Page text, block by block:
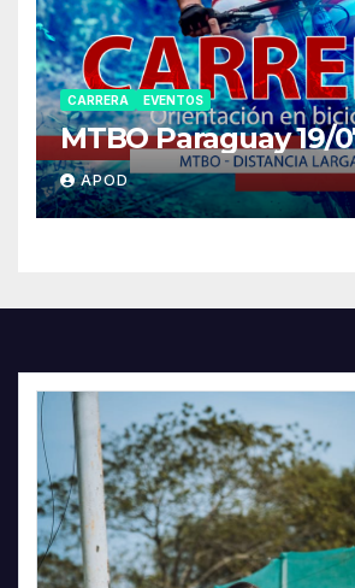
CARRERA EVENTOS
MTBO Paraguay 19/
APOD